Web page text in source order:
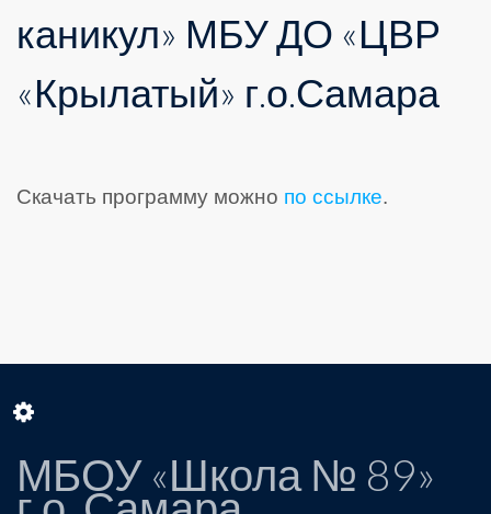
каникул» МБУ ДО «ЦВР
«Крылатый» г.о.Самара
Скачать программу можно по ссылке.
МБОУ «Школа № 89»